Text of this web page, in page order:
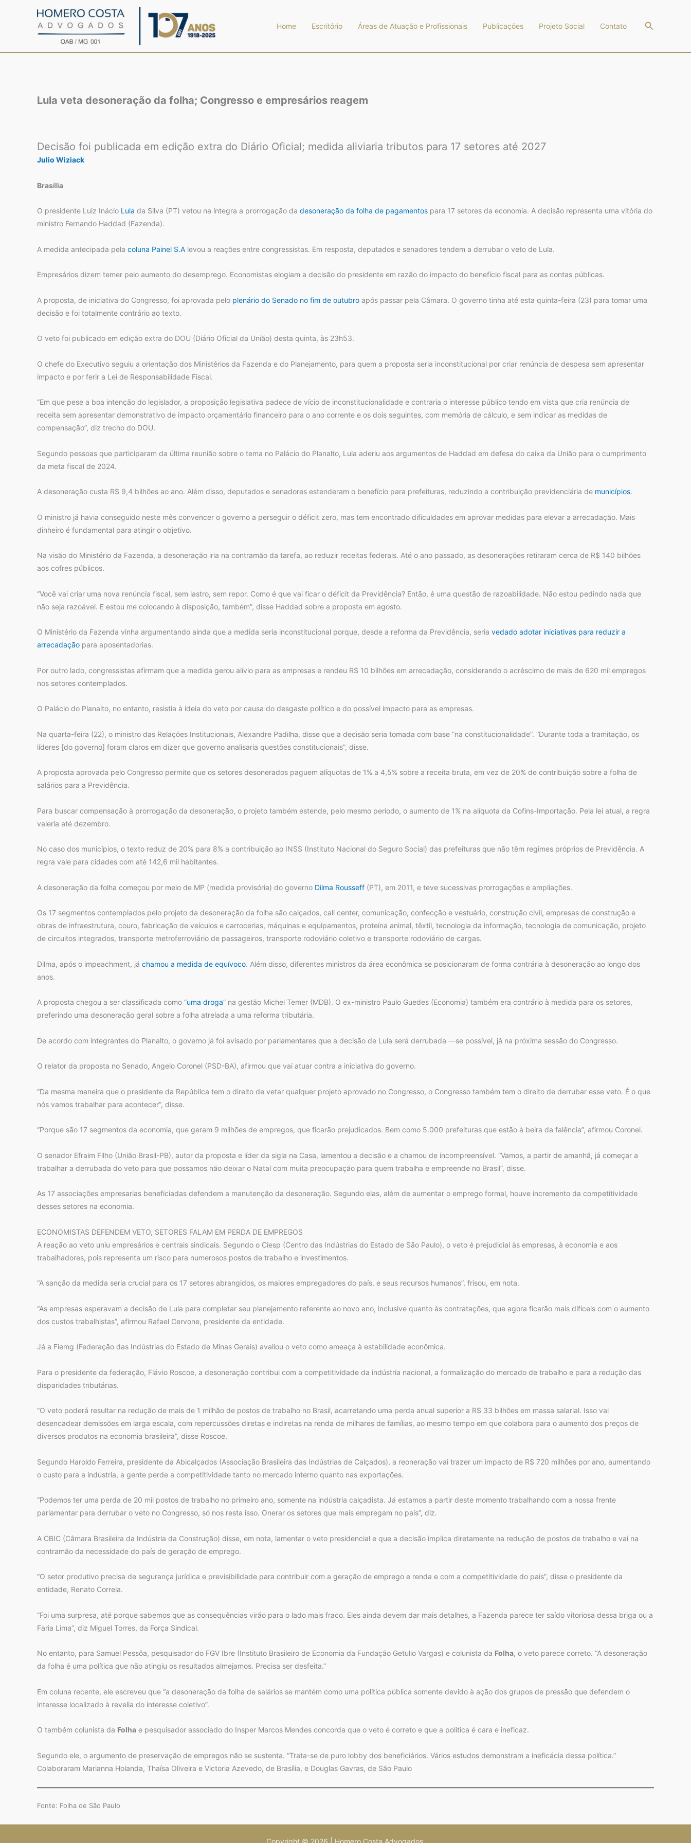
Home Escritório Áreas de Atuação e Profissionais Publicações Projeto Social Contato Pesquisar
Lula veta desoneração da folha; Congresso e empresários reagem
Decisão foi publicada em edição extra do Diário Oficial; medida aliviaria tributos para 17 setores até 2027
Julio Wiziack
Brasília
O presidente Luiz Inácio Lula da Silva (PT) vetou na íntegra a prorrogação da desoneração da folha de pagamentos para 17 setores da economia. A decisão representa uma vitória do
ministro Fernando Haddad (Fazenda).
A medida antecipada pela coluna Painel S.A levou a reações entre congressistas. Em resposta, deputados e senadores tendem a derrubar o veto de Lula.
Empresários dizem temer pelo aumento do desemprego. Economistas elogiam a decisão do presidente em razão do impacto do benefício fiscal para as contas públicas.
A proposta, de iniciativa do Congresso, foi aprovada pelo plenário do Senado no fim de outubro após passar pela Câmara. O governo tinha até esta quinta-feira (23) para tomar uma
decisão e foi totalmente contrário ao texto.
O veto foi publicado em edição extra do DOU (Diário Oficial da União) desta quinta, às 23h53.
O chefe do Executivo seguiu a orientação dos Ministérios da Fazenda e do Planejamento, para quem a proposta seria inconstitucional por criar renúncia de despesa sem apresentar
impacto e por ferir a Lei de Responsabilidade Fiscal.
“Em que pese a boa intenção do legislador, a proposição legislativa padece de vício de inconstitucionalidade e contraria o interesse público tendo em vista que cria renúncia de
receita sem apresentar demonstrativo de impacto orçamentário financeiro para o ano corrente e os dois seguintes, com memória de cálculo, e sem indicar as medidas de
compensação”, diz trecho do DOU.
Segundo pessoas que participaram da última reunião sobre o tema no Palácio do Planalto, Lula aderiu aos argumentos de Haddad em defesa do caixa da União para o cumprimento
da meta fiscal de 2024.
A desoneração custa R$ 9,4 bilhões ao ano. Além disso, deputados e senadores estenderam o benefício para prefeituras, reduzindo a contribuição previdenciária de municípios.
O ministro já havia conseguido neste mês convencer o governo a perseguir o déficit zero, mas tem encontrado dificuldades em aprovar medidas para elevar a arrecadação. Mais
dinheiro é fundamental para atingir o objetivo.
Na visão do Ministério da Fazenda, a desoneração iria na contramão da tarefa, ao reduzir receitas federais. Até o ano passado, as desonerações retiraram cerca de R$ 140 bilhões
aos cofres públicos.
“Você vai criar uma nova renúncia fiscal, sem lastro, sem repor. Como é que vai ficar o déficit da Previdência? Então, é uma questão de razoabilidade. Não estou pedindo nada que
não seja razoável. E estou me colocando à disposição, também”, disse Haddad sobre a proposta em agosto.
O Ministério da Fazenda vinha argumentando ainda que a medida seria inconstitucional porque, desde a reforma da Previdência, seria vedado adotar iniciativas para reduzir a
arrecadação para aposentadorias.
Por outro lado, congressistas afirmam que a medida gerou alívio para as empresas e rendeu R$ 10 bilhões em arrecadação, considerando o acréscimo de mais de 620 mil empregos
nos setores contemplados.
O Palácio do Planalto, no entanto, resistia à ideia do veto por causa do desgaste político e do possível impacto para as empresas.
Na quarta-feira (22), o ministro das Relações Institucionais, Alexandre Padilha, disse que a decisão seria tomada com base “na constitucionalidade”. “Durante toda a tramitação, os
líderes [do governo] foram claros em dizer que governo analisaria questões constitucionais”, disse.
A proposta aprovada pelo Congresso permite que os setores desonerados paguem alíquotas de 1% a 4,5% sobre a receita bruta, em vez de 20% de contribuição sobre a folha de
salários para a Previdência.
Para buscar compensação à prorrogação da desoneração, o projeto também estende, pelo mesmo período, o aumento de 1% na alíquota da Cofins-Importação. Pela lei atual, a regra
valeria até dezembro.
No caso dos municípios, o texto reduz de 20% para 8% a contribuição ao INSS (Instituto Nacional do Seguro Social) das prefeituras que não têm regimes próprios de Previdência. A
regra vale para cidades com até 142,6 mil habitantes.
A desoneração da folha começou por meio de MP (medida provisória) do governo Dilma Rousseff (PT), em 2011, e teve sucessivas prorrogações e ampliações.
Os 17 segmentos contemplados pelo projeto da desoneração da folha são calçados, call center, comunicação, confecção e vestuário, construção civil, empresas de construção e
obras de infraestrutura, couro, fabricação de veículos e carrocerias, máquinas e equipamentos, proteína animal, têxtil, tecnologia da informação, tecnologia de comunicação, projeto
de circuitos integrados, transporte metroferroviário de passageiros, transporte rodoviário coletivo e transporte rodoviário de cargas.
Dilma, após o impeachment, já chamou a medida de equívoco. Além disso, diferentes ministros da área econômica se posicionaram de forma contrária à desoneração ao longo dos
anos.
A proposta chegou a ser classificada como “uma droga” na gestão Michel Temer (MDB). O ex-ministro Paulo Guedes (Economia) também era contrário à medida para os setores,
preferindo uma desoneração geral sobre a folha atrelada a uma reforma tributária.
De acordo com integrantes do Planalto, o governo já foi avisado por parlamentares que a decisão de Lula será derrubada —se possível, já na próxima sessão do Congresso.
O relator da proposta no Senado, Angelo Coronel (PSD-BA), afirmou que vai atuar contra a iniciativa do governo.
“Da mesma maneira que o presidente da República tem o direito de vetar qualquer projeto aprovado no Congresso, o Congresso também tem o direito de derrubar esse veto. É o que
nós vamos trabalhar para acontecer”, disse.
“Porque são 17 segmentos da economia, que geram 9 milhões de empregos, que ficarão prejudicados. Bem como 5.000 prefeituras que estão à beira da falência”, afirmou Coronel.
O senador Efraim Filho (União Brasil-PB), autor da proposta e líder da sigla na Casa, lamentou a decisão e a chamou de incompreensível. “Vamos, a partir de amanhã, já começar a
trabalhar a derrubada do veto para que possamos não deixar o Natal com muita preocupação para quem trabalha e empreende no Brasil”, disse.
As 17 associações empresarias beneficiadas defendem a manutenção da desoneração. Segundo elas, além de aumentar o emprego formal, houve incremento da competitividade
desses setores na economia.
ECONOMISTAS DEFENDEM VETO, SETORES FALAM EM PERDA DE EMPREGOS
A reação ao veto uniu empresários e centrais sindicais. Segundo o Ciesp (Centro das Indústrias do Estado de São Paulo), o veto é prejudicial às empresas, à economia e aos
trabalhadores, pois representa um risco para numerosos postos de trabalho e investimentos.
“A sanção da medida seria crucial para os 17 setores abrangidos, os maiores empregadores do país, e seus recursos humanos”, frisou, em nota.
“As empresas esperavam a decisão de Lula para completar seu planejamento referente ao novo ano, inclusive quanto às contratações, que agora ficarão mais difíceis com o aumento
dos custos trabalhistas”, afirmou Rafael Cervone, presidente da entidade.
Já a Fiemg (Federação das Indústrias do Estado de Minas Gerais) avaliou o veto como ameaça à estabilidade econômica.
Para o presidente da federação, Flávio Roscoe, a desoneração contribui com a competitividade da indústria nacional, a formalização do mercado de trabalho e para a redução das
disparidades tributárias.
“O veto poderá resultar na redução de mais de 1 milhão de postos de trabalho no Brasil, acarretando uma perda anual superior a R$ 33 bilhões em massa salarial. Isso vai
desencadear demissões em larga escala, com repercussões diretas e indiretas na renda de milhares de famílias, ao mesmo tempo em que colabora para o aumento dos preços de
diversos produtos na economia brasileira”, disse Roscoe.
Segundo Haroldo Ferreira, presidente da Abicalçados (Associação Brasileira das Indústrias de Calçados), a reoneração vai trazer um impacto de R$ 720 milhões por ano, aumentando
o custo para a indústria, a gente perde a competitividade tanto no mercado interno quanto nas exportações.
“Podemos ter uma perda de 20 mil postos de trabalho no primeiro ano, somente na indústria calçadista. Já estamos a partir deste momento trabalhando com a nossa frente
parlamentar para derrubar o veto no Congresso, só nos resta isso. Onerar os setores que mais empregam no país”, diz.
A CBIC (Câmara Brasileira da Indústria da Construção) disse, em nota, lamentar o veto presidencial e que a decisão implica diretamente na redução de postos de trabalho e vai na
contramão da necessidade do país de geração de emprego.
“O setor produtivo precisa de segurança jurídica e previsibilidade para contribuir com a geração de emprego e renda e com a competitividade do país”, disse o presidente da
entidade, Renato Correia.
“Foi uma surpresa, até porque sabemos que as consequências virão para o lado mais fraco. Eles ainda devem dar mais detalhes, a Fazenda parece ter saído vitoriosa dessa briga ou a
Faria Lima”, diz Miguel Torres, da Força Sindical.
No entanto, para Samuel Pessôa, pesquisador do FGV Ibre (Instituto Brasileiro de Economia da Fundação Getulio Vargas) e colunista da Folha, o veto parece correto. “A desoneração
da folha é uma política que não atingiu os resultados almejamos. Precisa ser desfeita.”
Em coluna recente, ele escreveu que “a desoneração da folha de salários se mantém como uma política pública somente devido à ação dos grupos de pressão que defendem o
interesse localizado à revelia do interesse coletivo”.
O também colunista da Folha e pesquisador associado do Insper Marcos Mendes concorda que o veto é correto e que a política é cara e ineficaz.
Segundo ele, o argumento de preservação de empregos não se sustenta. “Trata-se de puro lobby dos beneficiários. Vários estudos demonstram a ineficácia dessa política.”
Colaboraram Marianna Holanda, Thaísa Oliveira e Victoria Azevedo, de Brasília, e Douglas Gavras, de São Paulo
Fonte: Folha de São Paulo
Copyright © 2026 | Homero Costa Advogados